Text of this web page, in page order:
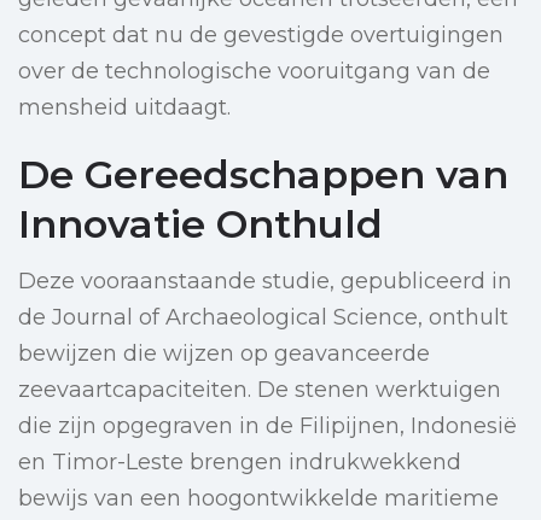
concept dat nu de gevestigde overtuigingen
over de technologische vooruitgang van de
mensheid uitdaagt.
De Gereedschappen van
Innovatie Onthuld
Deze vooraanstaande studie, gepubliceerd in
de Journal of Archaeological Science, onthult
bewijzen die wijzen op geavanceerde
zeevaartcapaciteiten. De stenen werktuigen
die zijn opgegraven in de Filipijnen, Indonesië
en Timor-Leste brengen indrukwekkend
bewijs van een hoogontwikkelde maritieme